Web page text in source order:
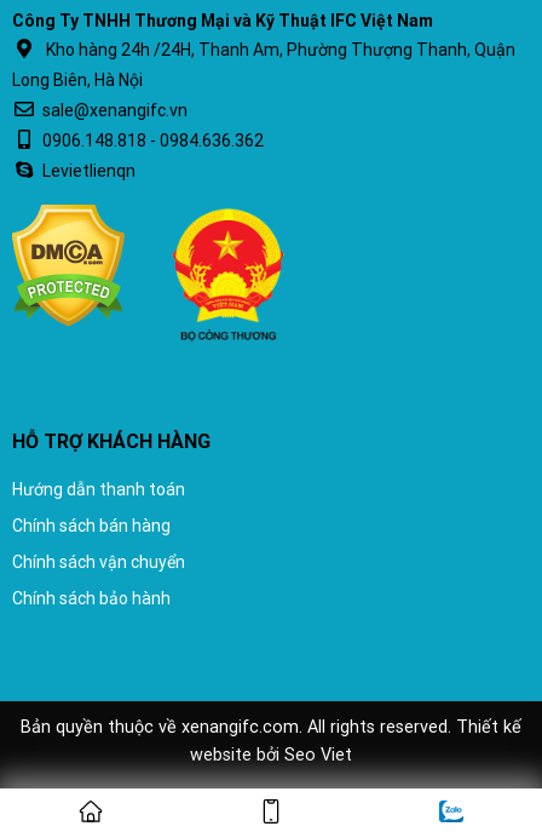
Công Ty TNHH Thương Mại và Kỹ Thuật IFC Việt Nam
Kho hàng 24h /24H, Thanh Am, Phường Thượng Thanh, Quận
Long Biên, Hà Nội
sale@xenangifc.vn
0906.148.818 - 0984.636.362
Levietlienqn
HỖ TRỢ KHÁCH HÀNG
Hướng dẫn thanh toán
Chính sách bán hàng
Chính sách vận chuyển
Chính sách bảo hành
Bản quyền thuộc về xenangifc.com. All rights reserved. Thiết kế
website bởi Seo Viet